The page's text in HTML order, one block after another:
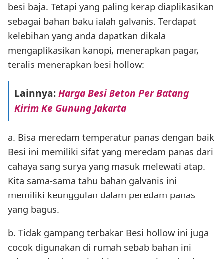
besi baja. Tetapi yang paling kerap diaplikasikan
sebagai bahan baku ialah galvanis. Terdapat
kelebihan yang anda dapatkan dikala
mengaplikasikan kanopi, menerapkan pagar,
teralis menerapkan besi hollow:
Lainnya:Harga Besi Beton Per Batang
Kirim Ke Gunung Jakarta
a. Bisa meredam temperatur panas dengan baik
Besi ini memiliki sifat yang meredam panas dari
cahaya sang surya yang masuk melewati atap.
Kita sama-sama tahu bahan galvanis ini
memiliki keunggulan dalam peredam panas
yang bagus.
b. Tidak gampang terbakar Besi hollow ini juga
cocok digunakan di rumah sebab bahan ini